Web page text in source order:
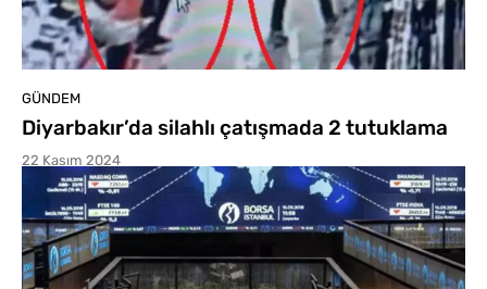
GÜNDEM
Diyarbakır’da silahlı çatışmada 2 tutuklama
22 Kasım 2024